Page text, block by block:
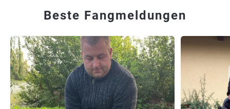
Beste Fangmeldungen